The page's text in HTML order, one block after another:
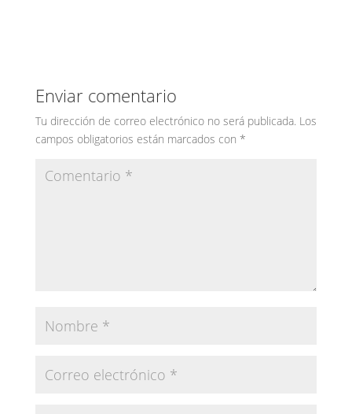
Enviar comentario
Tu dirección de correo electrónico no será publicada. Los
campos obligatorios están marcados con *